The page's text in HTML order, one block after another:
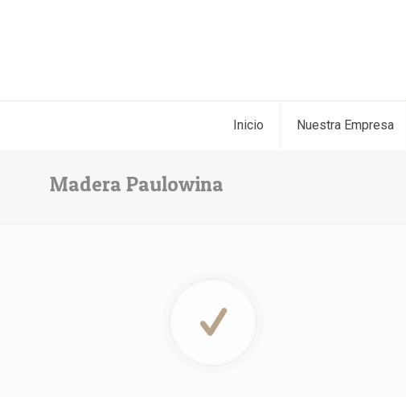
Inicio Nuestra Empresa
Madera Paulowina